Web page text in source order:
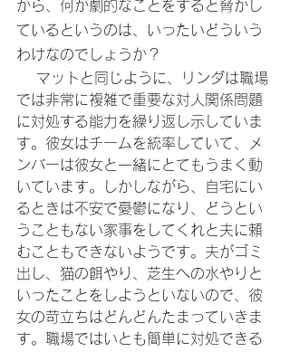
から、何か劇的なことをすると脅かし
ているというのは、いったいどういう
わけなのでしょうか？
では非常に複雑で重要な対人関係問題
に対処する能力を繰り返し示していま
す。彼女はチームを統率していて、メ
ンバーは彼女と一緒にとてもうまく動
いています。しかしながら、自宅にい
るときは不安で憂鬱になり、どうとい
うこともない家事をしてくれと夫に頼
むこともできないようです。夫がゴミ
出し、猫の餌やり、芝生への水やりと
いったことをしようといないので、彼
女の苛立ちはどんどんたまっていきま
す。職場ではいとも簡単に対処できる